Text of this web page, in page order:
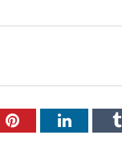
PinterestLinkedIn